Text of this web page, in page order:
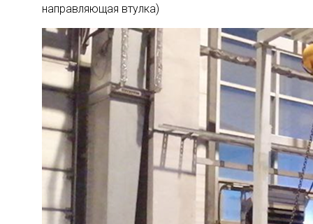
направляющая втулка)